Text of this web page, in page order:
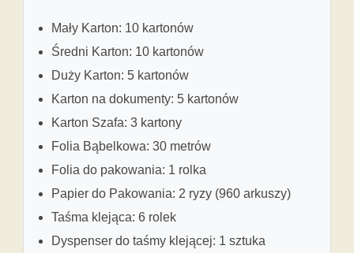
Mały Karton: 10 kartonów
Średni Karton: 10 kartonów
Duży Karton: 5 kartonów
Karton na dokumenty: 5 kartonów
Karton Szafa: 3 kartony
Folia Bąbelkowa: 30 metrów
Folia do pakowania: 1 rolka
Papier do Pakowania: 2 ryzy (960 arkuszy)
Taśma klejąca: 6 rolek
Dyspenser do taśmy klejącej: 1 sztuka